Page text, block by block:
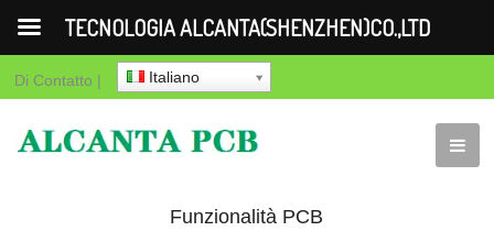
Di Contatto | Italiano
Funzionalità PCB
TECNOLOGIA ALCANTA(SHENZHEN)CO.,LTD